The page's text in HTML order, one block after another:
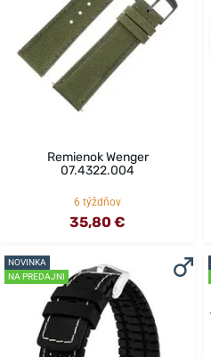
Remienok Wenger
07.4322.004
6 týždňov
35,80 €
NOVINKA
NA PREDAJNI